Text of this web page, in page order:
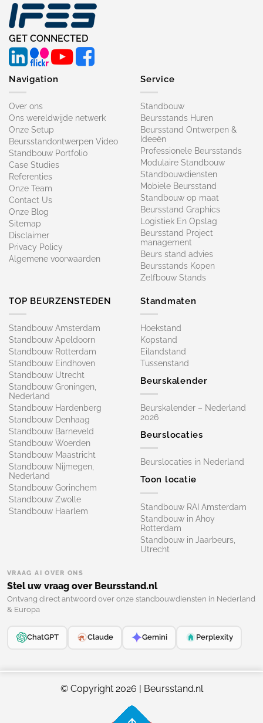
GET CONNECTED
Navigation
Over ons
Ons wereldwijde netwerk
Onze Setup
Beursstandontwerpen Video
Standbouw Portfolio
Case Studies
Referenties
Onze Team
Contact Us
Onze Blog
Sitemap
Disclaimer
Privacy Policy
Algemene voorwaarden
Service
Standbouw
Beursstands Huren
Beursstand Ontwerpen &
Ideeën
Professionele Beursstands
Modulaire Standbouw
Standbouwdiensten
Mobiele Beursstand
Standbouw op maat​
Beursstand Graphics
Logistiek En Opslag
Beursstand Project
management
Beurs stand advies
Beursstands Kopen
Zelfbouw Stands
TOP BEURZENSTEDEN
Standbouw Amsterdam
Standbouw Apeldoorn
Standbouw Rotterdam
Standbouw Eindhoven
Standbouw Utrecht
Standbouw Groningen,
Nederland
Standbouw Hardenberg
Standbouw Denhaag
Standbouw Barneveld
Standbouw Woerden
Standbouw Maastricht
Standbouw Nijmegen,
Nederland
Standbouw Gorinchem
Standbouw Zwolle
Standbouw Haarlem
Standmaten
Hoekstand
Kopstand
Eilandstand
Tussenstand
Beurskalender
Beurskalender – Nederland
2026
Beurslocaties
Beurslocaties in Nederland
Toon locatie
Standbouw RAI Amsterdam
Standbouw in Ahoy
Rotterdam
Standbouw in Jaarbeurs,
Utrecht
VRAAG AI OVER ONS
Stel uw vraag over Beursstand.nl
Ontvang direct antwoord over onze standbouwdiensten in Nederland
& Europa
ChatGPT Claude Gemini Perplexity
© Copyright 2026 | Beursstand.nl